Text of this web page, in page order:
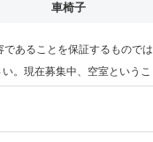
車椅子
あることを保証するもので
。現在募集中、空室という